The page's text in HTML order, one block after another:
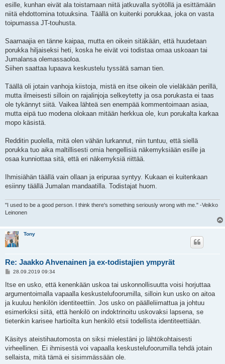
esille, kunhan eivät ala toistamaan niitä jatkuvalla syötöllä ja esittämään
niitä ehdottomina totuuksina. Täällä on kuitenki porukkaa, joka on vasta
toipumassa JT-touhusta.
Saarnaajia en tänne kaipaa, mutta en oikein sitäkään, että huudetaan
porukka hiljaiseksi heti, koska he eivät voi todistaa omaa uskoaan tai
Jumalansa olemassaoloa.
Siihen saattaa lupaava keskustelu tyssätä saman tien.
Täällä oli jotain vanhoja kiistoja, mistä en itse oikein ole vieläkään perillä,
mutta ilmeisesti silloin on rajalinjoja selkeytetty ja osa porukasta ei taas
ole tykännyt siitä. Vaikea lähteä sen enempää kommentoimaan asiaa,
mutta eipä tuo modena olokaan mitään herkkua ole, kun porukalta karkaa
mopo käsistä.
Redditin puolella, mitä olen vähän lurkannut, niin tuntuu, että siellä
porukka tuo aika maltillisesti omia hengellisiä näkemyksiään esille ja
osaa kunniottaa sitä, että eri näkemyksiä riittää.
Ihmisiähän täällä vain ollaan ja eripuraa syntyy. Kukaan ei kuitenkaan
esiinny täällä Jumalan mandaatilla. Todistajat huom.
"I used to be a good person. I think there's something seriously wrong with me." -Veikko
Leinonen
Tony
Re: Jaakko Ahvenainen ja ex-todistajien ympyrät
V
e
t
28.09.2019 09:34
Itse en usko, että kenenkään uskoa tai uskonnollisuutta voisi horjuttaa
argumentoimalla vapaalla keskustelufoorumilla, silloin kun usko on aitoa
ja kuuluu henkilön identiteettiin. Jos usko on päälleliimattua ja johtuu
esimerkiksi siitä, että henkilö on indoktrinoitu uskovaksi lapsena, se
tietenkin karisee hartioilta kun henkilö etsii todellista identiteettiään.
Käsitys ateistihautomosta on siksi mielestäni jo lähtökohtaisesti
virheellinen. Ei ihmisestä voi vapaalla keskustelufoorumilla tehdä jotain
sellaista, mitä tämä ei sisimmässään ole.